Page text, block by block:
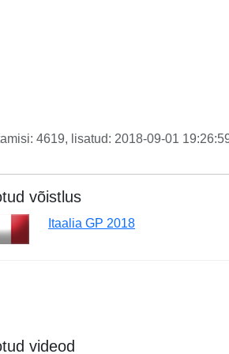
4619, lisatud: 2018-09-01
võistlus
Itaalia GP 2018
videod